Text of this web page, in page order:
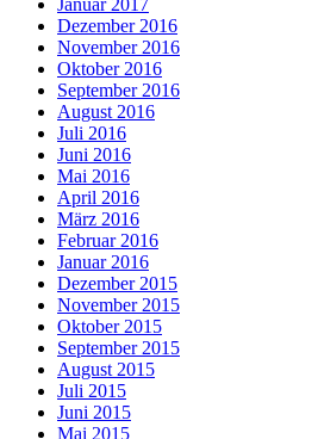
Januar 2017
Dezember 2016
November 2016
Oktober 2016
September 2016
August 2016
Juli 2016
Juni 2016
Mai 2016
April 2016
März 2016
Februar 2016
Januar 2016
Dezember 2015
November 2015
Oktober 2015
September 2015
August 2015
Juli 2015
Juni 2015
Mai 2015